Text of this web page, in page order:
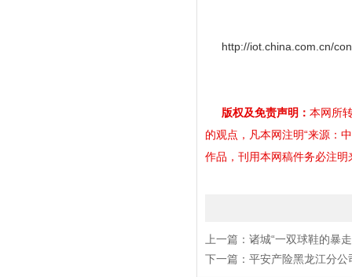
http://iot.china.com.cn/
版权及免责声明： 本网所
的观点，凡本网注明“来源：
作品，刊用本网稿件务必注
上一篇： 诸城“一双球鞋的暴
下一篇： 平安产险黑龙江分